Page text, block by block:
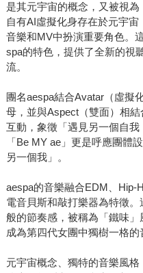
是其元宇宙的概念，又被視
自有AI虛擬化身存在於元宇
音樂和MV中扮演重要角色。
spa的特色，提供了全新的視
流。
團名aespa結合Avatar（虛擬
母，並與Aspect（雙面）相
互動，象徵「遇見另一個自
「Be MY ae」更是呼應團體
另一個我」。
aespa的音樂融合EDM、Hip-
電音貝斯和敲打樂器為特徵
般的節奏感，被稱為「鐵味」
成為第四代女團中獨樹一格的
元宇宙概念、獨特的音樂風格